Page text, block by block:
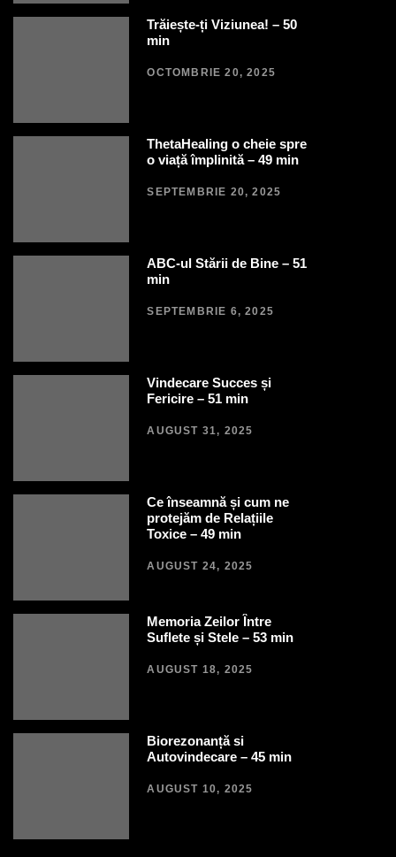
Trăiește-ți Viziunea! – 50
min
OCTOMBRIE 20, 2025
ThetaHealing o cheie spre
o viață împlinită – 49 min
SEPTEMBRIE 20, 2025
ABC-ul Stării de Bine – 51
min
SEPTEMBRIE 6, 2025
Vindecare Succes și
Fericire – 51 min
AUGUST 31, 2025
Ce înseamnă și cum ne
protejăm de Relațiile
Toxice – 49 min
AUGUST 24, 2025
Memoria Zeilor Între
Suflete și Stele – 53 min
AUGUST 18, 2025
Biorezonanță si
Autovindecare – 45 min
AUGUST 10, 2025